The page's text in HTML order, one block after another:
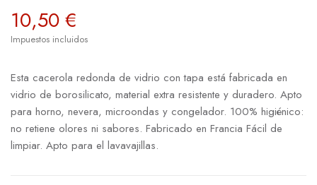
10,50 €
Impuestos incluidos
Esta cacerola redonda de vidrio con tapa está fabricada en
vidrio de borosilicato, material extra resistente y duradero. Apto
para horno, nevera, microondas y congelador. 100% higiénico:
no retiene olores ni sabores. Fabricado en Francia Fácil de
limpiar. Apto para el lavavajillas.